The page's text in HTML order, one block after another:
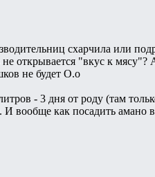
схарчила или
открывается "вкус к мясу"?
не будет О.о
- 3 дня от роду (там
вообще как посадить амано